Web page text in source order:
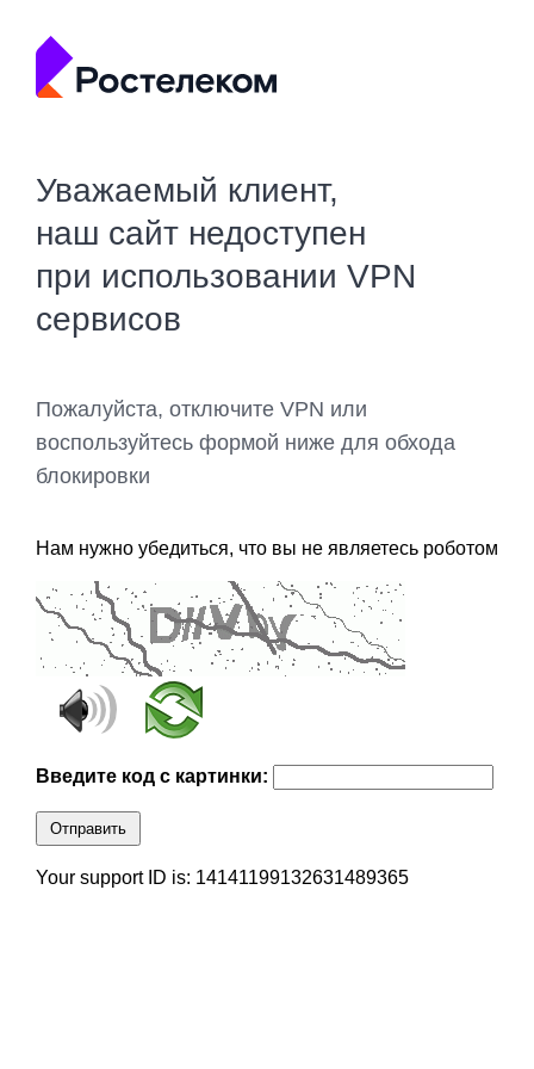
Уважаемый клиент,
наш сайт недоступен
при использовании VPN
сервисов
Пожалуйста, отключите VPN или
воспользуйтесь формой ниже для обхода
блокировки
Нам нужно убедиться, что вы не являетесь роботом
Введите код с картинки:
Отправить
Your support ID is: 14141199132631489365